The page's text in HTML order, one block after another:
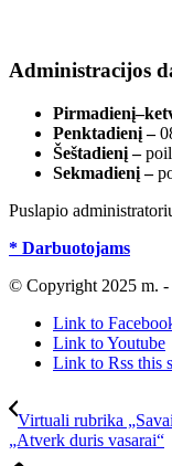
Administracijos
Penktadienį –
Šeštadienį –
Sekmadienį –
Puslapio
* Darbuotojams
© Copyright 2025 m. -
Link to
Link to Youtube
Link to Rss this
Virtuali rubrika
„Atverk duris vasarai“